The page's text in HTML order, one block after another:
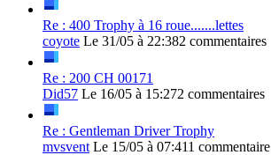
Re : 400 Trophy à 16 roue.......lettes
coyote Le 31/05 à 22:382 commentaires
Re : 200 CH 00171
Did57 Le 16/05 à 15:272 commentaires
Re : Gentleman Driver Trophy
mvsvent Le 15/05 à 07:411 commentaire